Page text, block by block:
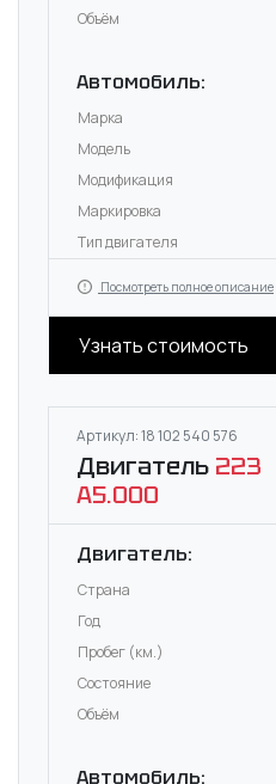
Объём
Автомобиль:
Марка
Модель
Модификация
Маркировка
Тип двигателя
Посмотреть полное описание
Узнать стоимость
Артикул: 18 102 540 576
Двигатель 223
A5.000
Двигатель:
Страна
Год
Пробег (км.)
Состояние
Объём
Автомобиль: